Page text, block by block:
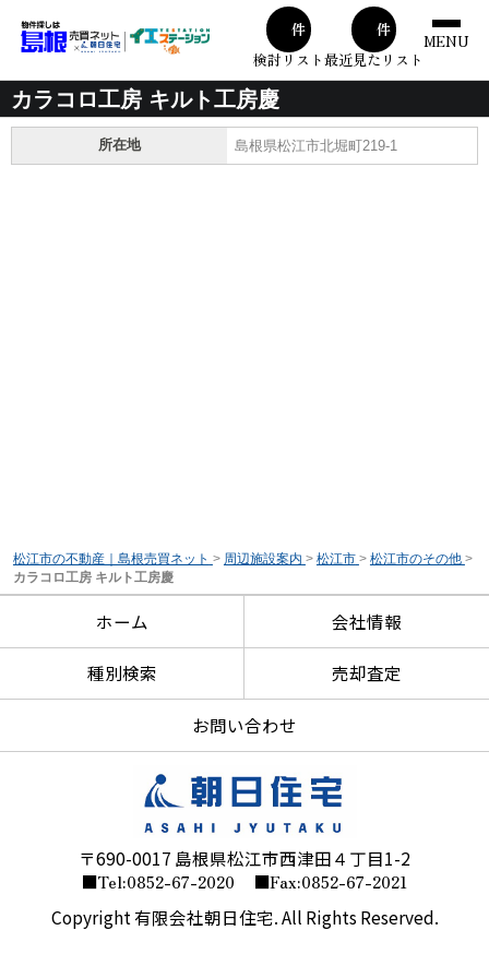
00件
検討リスト
00件
最近見たリスト
MENU
カラコロ工房 キルト工房慶
所在地 島根県松江市北堀町219-1
松江市の不動産｜島根売買ネット > 周辺施設案内 > 松江市 > 松江市のその他 >
カラコロ工房 キルト工房慶
ホーム 会社情報
種別検索 売却査定
お問い合わせ
〒690-0017 島根県松江市西津田４丁目1-2
■Tel:0852-67-2020 ■Fax:0852-67-2021
Copyright 有限会社朝日住宅. All Rights Reserved.